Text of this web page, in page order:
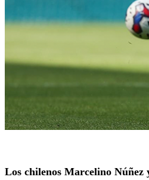
Los chilenos Marcelino Núñez